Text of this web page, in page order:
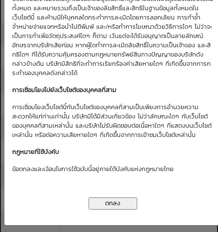
ทั้งหมด และหมายรวมถึงเป็นเจ้าของลิขสิทธิ์และสิทธิในฐานข้อมูลทั้งหมดใน
เว็บไซต์นี้ และห้ามมิให้บุคคลใดกระทำการละเมิดโดยการลอกเลียน การทำซ้ำ
จำหน่ายจ่ายแจกหรือนำไปตีพิมพ์ และ/หรือทำการโฆษณาด้วยวิธีการใดๆ ไม่ว่าจะ
เป็นการทำเพื่อวัตถุประสงค์ใดๆ ก็ตาม เว้นแต่จะได้รับอนุญาตเป็นลายลักษณ์
อักษรจากบริษัทเสียก่อน หากผู้ใดทำการละเมิดลิขสิทธิ์ในความเป็นเจ้าของ และสิ
ทธิใดๆ ที่ได้รับความคุ้มครองตามกฏหมายทรัพย์สินทางปัญญาของบริษัทดัง
กล่าวข้างต้น บริษัทมีสิทธิที่จะทำการเรียกร้องค่าเสียหายใดๆ ที่เกิดขึ้นจากการก
ระทำของบุคคลดังกล่าวได้
การเชื่อมโยงไปยังเว็บไซต์ของบุคคลที่สาม
การเชื่อมโยงเว็บไซต์นี้กับเว็บไซต์ของบุคคลที่สามเป็นเพียงการอำนวยความ
สะดวกให้แก่ท่านเท่านั้น บริษัทมิได้มีส่วนเกี่ยวข้อง ไม่ว่าลักษณะใดๆ กับเว็บไซต์
ของบุคคลที่สามเหล่านั้น และบริษัทไม่รับผิดชอบต่อเนื้อหาใดๆ ที่แสดงบนเว็บไซต์
เหล่านั้น หรือต่อความเสียหายใดๆ ที่เกิดขึ้นจากการเข้าชมเว็บไซต์เหล่านั้น
กฏหมายที่ใช้บังคับ
ข้อตกลงและเงื่อนไขการใช้ฉบับนี้อยู่ภายใต้บังคับแห่งกฏหมายไทย
47.25 47.50 0.41 0.40 0.40 0.39 0.39
47.50 47.75 0.42 0.41 0.41 0.40 0.40
47.75 48.00 0.43 0.42 0.42 0.41 0.41
48.25 48.50 0.45 0.44 0.44 0.43 0.43
48.50 48.75 0.46 0.45 0.45 0.44 0.44
48.75 49.00
49.00 49.25 0.48 0.48 0.47 0.46
0.49 0.48